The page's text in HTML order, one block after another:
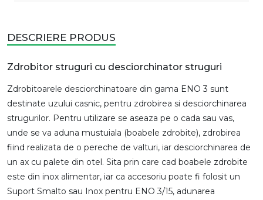
DESCRIERE PRODUS
Zdrobitor struguri cu desciorchinator struguri
Zdrobitoarele desciorchinatoare din gama ENO 3 sunt
destinate uzului casnic, pentru zdrobirea si desciorchinarea
strugurilor. Pentru utilizare se aseaza pe o cada sau vas,
unde se va aduna mustuiala (boabele zdrobite), zdrobirea
fiind realizata de o pereche de valturi, iar desciorchinarea de
un ax cu palete din otel. Sita prin care cad boabele zdrobite
este din inox alimentar, iar ca accesoriu poate fi folosit un
Suport Smalto sau Inox pentru ENO 3/15, adunarea